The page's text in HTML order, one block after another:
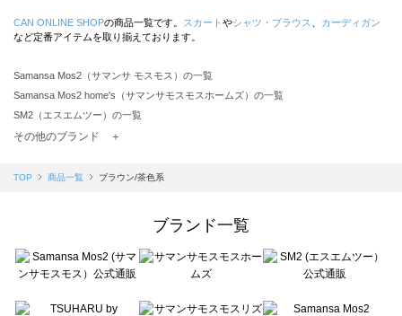
CAN ONLINE SHOPの商品一覧です。 スカート やシャツ・ブラウス
カーディガン
など定番アイテムを取り揃えております。
Samansa Mos2（サマンサ モスモス）の一覧
Samansa Mos2 home's（サマンサモスモスホームズ）の一覧
SM2（エスエムツー）の一覧
TSUHARU by Samansa Mos2（ツハルバイサマンサモスモス）の一覧
Samansa Mos2 blue（サマンサモスモス ブルー）の一覧
Te chichi（テチチ）の一覧
Te chichi CLASSIC（テチチ クラシック）の一覧
Lugnoncure（ルノンキュール）の一覧
その他のブランド ＋
TOP 商品一覧 ブラウン/茶色系
ブランド一覧